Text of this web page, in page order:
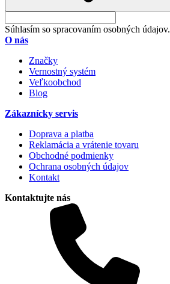
Súhlasím so spracovaním osobných údajov.
O nás
Značky
Vernostný systém
Veľkoobchod
Blog
Zákaznícky servis
Doprava a platba
Reklamácia a vrátenie tovaru
Obchodné podmienky
Ochrana osobných údajov
Kontakt
Kontaktujte nás